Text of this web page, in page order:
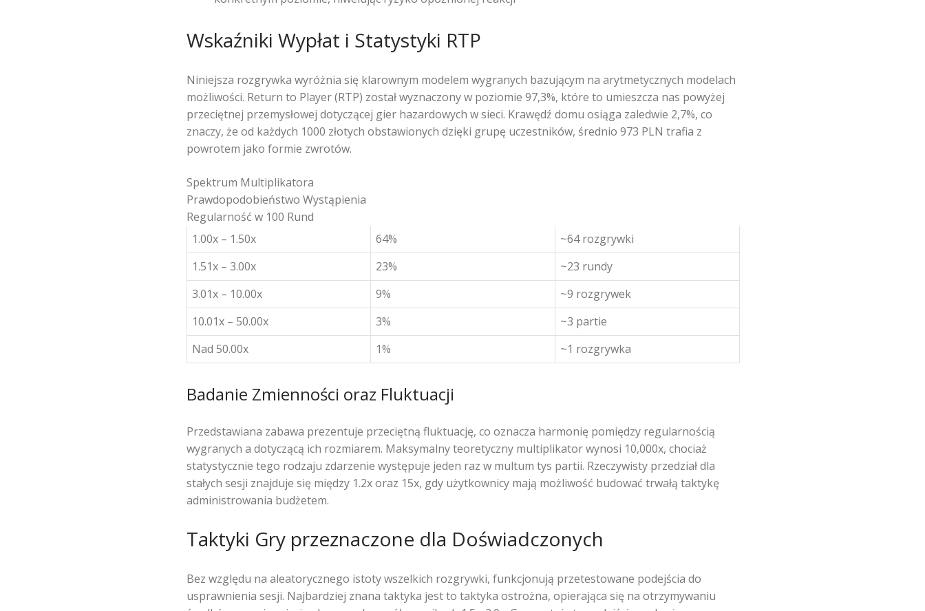
Wskaźniki Wypłat i Statystyki RTP
Niniejsza rozgrywka wyróżnia się klarownym modelem wygranych bazującym na arytmetycznych modelach
możliwości. Return to Player (RTP) został wyznaczony w poziomie 97,3%, które to umieszcza nas powyżej
przeciętnej przemysłowej dotyczącej gier hazardowych w sieci. Krawędź domu osiąga zaledwie 2,7%, co
znaczy, że od każdych 1000 złotych obstawionych dzięki grupę uczestników, średnio 973 PLN trafia z
powrotem jako formie zwrotów.
Spektrum Multiplikatora
Prawdopodobieństwo Wystąpienia
Regularność w 100 Rund
1.00x – 1.50x
64%
~64 rozgrywki
1.51x – 3.00x
23%
~23 rundy
3.01x – 10.00x
9%
~9 rozgrywek
10.01x – 50.00x
3%
~3 partie
Nad 50.00x
1% ~1 rozgrywka
Badanie Zmienności oraz Fluktuacji
Przedstawiana zabawa prezentuje przeciętną fluktuację, co oznacza harmonię pomiędzy regularnością
wygranych a dotyczącą ich rozmiarem. Maksymalny teoretyczny multiplikator wynosi 10,000x, chociaż
statystycznie tego rodzaju zdarzenie występuje jeden raz w multum tys partii. Rzeczywisty przedział dla
stałych sesji znajduje się między 1.2x oraz 15x, gdy użytkownicy mają możliwość budować trwałą taktykę
administrowania budżetem.
Taktyki Gry przeznaczone dla Doświadczonych
Bez względu na aleatorycznego istoty wszelkich rozgrywki, funkcjonują przetestowane podejścia do
usprawnienia sesji. Najbardziej znana taktyka jest to taktyka ostrożna, opierająca się na otrzymywaniu